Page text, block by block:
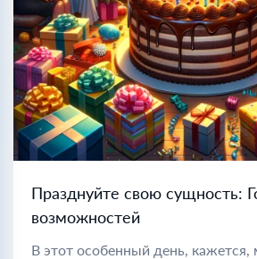
Празднуйте свою сущность:
возможностей
В этот особенный день, кажется,